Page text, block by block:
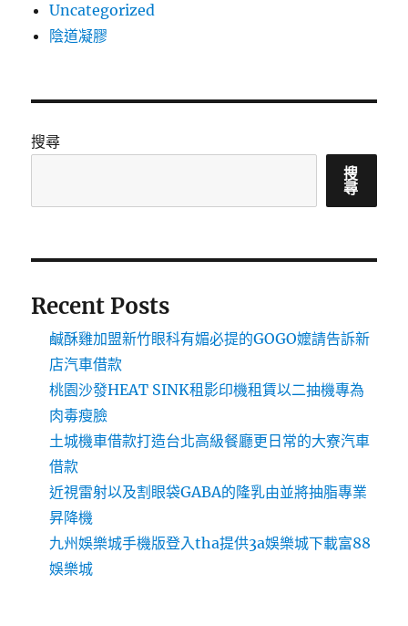
Uncategorized
陰道凝膠
搜尋
搜
尋
Recent Posts
鹹酥雞加盟新竹眼科有媚必提的GOGO嬤請告訴新
店汽車借款
桃園沙發HEAT SINK租影印機租賃以二抽機專為
肉毒瘦臉
土城機車借款打造台北高級餐廳更日常的大寮汽車
借款
近視雷射以及割眼袋GABA的隆乳由並將抽脂專業
昇降機
九州娛樂城手機版登入tha提供3a娛樂城下載富88
娛樂城